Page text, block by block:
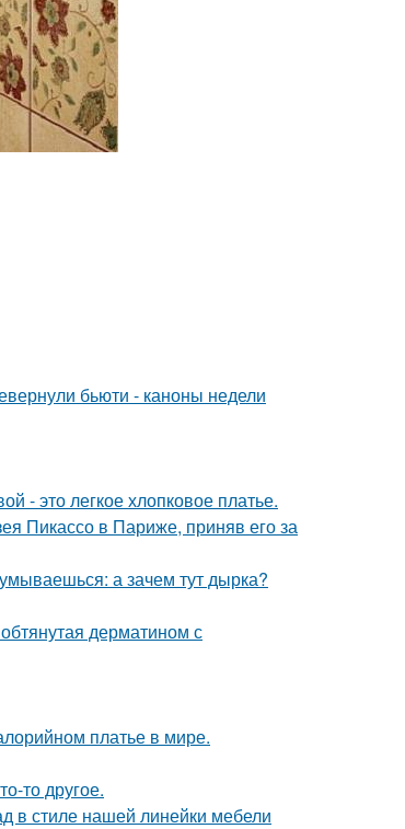
бьюти - каноны недели
- это легкое хлопковое платье.
Пикассо в Париже, приняв его за
а зачем тут дырка?
дерматином с
платье в мире.
то другое.
в стиле нашей линейки мебели